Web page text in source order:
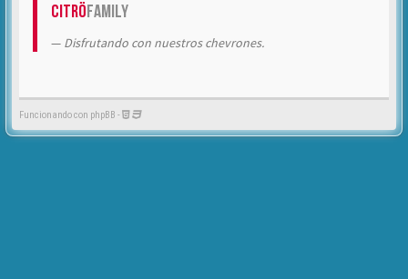
CitröFamily
Disfrutando con nuestros chevrones.
Funcionando con phpBB -